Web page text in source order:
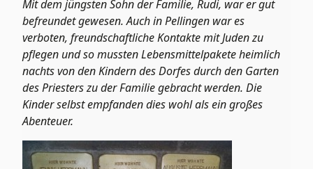
Mit dem jüngsten Sohn der Familie, Rudi, war er gut
befreundet gewesen. Auch in Pellingen war es
verboten, freundschaftliche Kontakte mit Juden zu
pflegen und so mussten Lebensmittelpakete heimlich
nachts von den Kindern des Dorfes durch den Garten
des Priesters zu der Familie gebracht werden. Die
Kinder selbst empfanden dies wohl als ein großes
Abenteuer.